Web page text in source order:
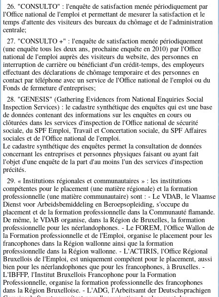
26. "CONSULTO" : l'enquête de satisfaction menée périodiquement par
l'Office national de l'emploi et permettant de mesurer la satisfaction et le
temps d'attente des visiteurs des bureaux du chômage et de l'administration
centrale;
27. "CONSULTO +" : l'enquête de satisfaction menée périodiquement
(une enquête tous les deux ans, prochaine enquête en 2010) par l'Office
national de l'emploi auprès des visiteurs du website, des personnes en
interruption de carrière ou bénéficiant d'un crédit-temps, des employeurs
effectuant des déclarations de chômage temporaire et des personnes en
contact par téléphone avec un service de l'Office national de l'emploi ou du
Fonds de fermeture d'entreprises;
28. "GENESIS" (Gathering Evidences from National Enquiries Social
Inspection Services) : le cadastre synthétique des enquêtes qui est une base
de données contenant des informations sur les enquêtes en cours ou
clôturées dans les services d'inspection de l'Office national de sécurité
sociale, du SPF Emploi, Travail et Concertation sociale, du SPF Affaires
sociales et de l'Office national de l'emploi.
Le cadastre synthétique des enquêtes permet la consultation de données
concernant les entreprises et personnes physiques faisant ou ayant fait
l'objet d'une enquête de la part d'au moins l'un des services d'inspection
précités.
29. « Institutions régionales et communautaires » : les institutions
compétentes pour le placement (une matière régionale) et la formation
professionnelle (une matière communautaire) sont : - Le VDAB, le Vlaamse
Dienst voor Arbeidsbemiddeling en Beroepsopleiding, s'occupe du
placement et de la formation professionnelle dans la Communauté flamande.
De même, le VDAB organise, dans la Région de Bruxelles, la formation
professionnelle pour les néerlandophones. - Le FOREM, l'Office Wallon de
la Formation professionnelle et de l'Emploi, organise le placement pour les
francophones dans la Région wallonne ainsi que la formation
professionnelle dans la Région wallonne. - L'ACTIRIS, l'Office Régional
Bruxellois de l'Emploi, est uniquement compétent pour le placement, aussi
bien pour les néerlandophones que pour les francophones, à Bruxelles. -
L'IBFFP, l'Institut Bruxellois Francophone pour la Formation
Professionnelle, organise la formation professionnelle des francophones
dans la Région Bruxelloise. - L'ADG, l'Arbeitsamt der Deutschsprachigen